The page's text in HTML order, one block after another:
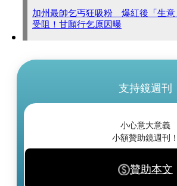
加州最帥乞丐狂吸粉 爆紅後「生意
受阻！甘願行乞原因曝
支持鏡週刊
小心意大意義
小額贊助鏡週刊！
贊助本文